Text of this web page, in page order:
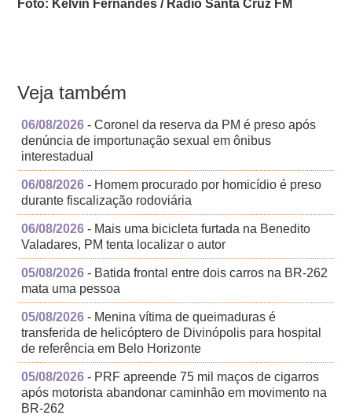
Foto: Kelvin Fernandes / Rádio Santa Cruz FM
Veja também
06/08/2026 - Coronel da reserva da PM é preso após
denúncia de importunação sexual em ônibus
interestadual
06/08/2026 - Homem procurado por homicídio é preso
durante fiscalização rodoviária
06/08/2026 - Mais uma bicicleta furtada na Benedito
Valadares, PM tenta localizar o autor
05/08/2026 - Batida frontal entre dois carros na BR-262
mata uma pessoa
05/08/2026 - Menina vítima de queimaduras é
transferida de helicóptero de Divinópolis para hospital
de referência em Belo Horizonte
05/08/2026 - PRF apreende 75 mil maços de cigarros
após motorista abandonar caminhão em movimento na
BR-262